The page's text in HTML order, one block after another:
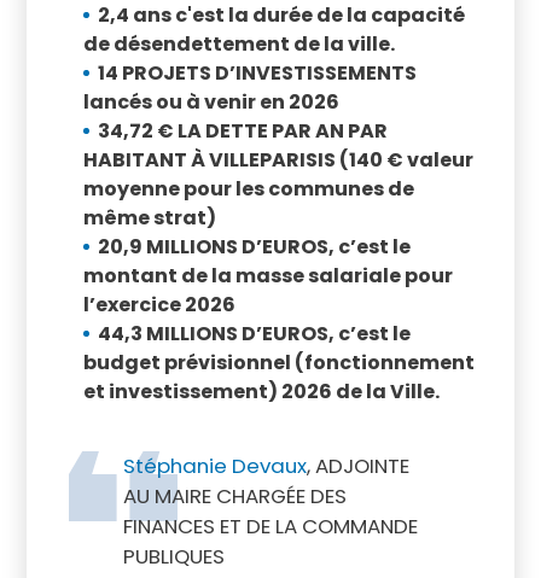
2,4 ans c'est la durée de la capacité
de désendettement de la ville.
14 PROJETS D’INVESTISSEMENTS
lancés ou à venir en 2026
34,72 € LA DETTE PAR AN PAR
HABITANT À VILLEPARISIS (140 € valeur
moyenne pour les communes de
même strat)
20,9 MILLIONS D’EUROS, c’est le
montant de la masse salariale pour
l’exercice 2026
44,3 MILLIONS D’EUROS, c’est le
budget prévisionnel (fonctionnement
et investissement) 2026 de la Ville.
Stéphanie Devaux, ADJOINTE
AU MAIRE CHARGÉE DES
FINANCES ET DE LA COMMANDE
PUBLIQUES